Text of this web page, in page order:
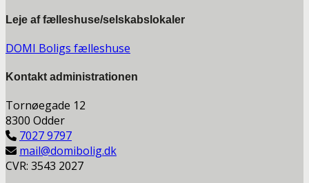
Leje af fælleshuse/selskabslokaler
DOMI Boligs fælleshuse
Kontakt administrationen
Tornøegade 12
8300 Odder
7027 9797
mail@domibolig.dk
CVR: 3543 2027